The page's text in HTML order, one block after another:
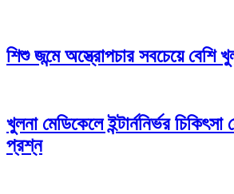
শিশু জন্মে অস্ত্রোপচার সবচেয়ে বেশি
খুলনা মেডিকেলে ইন্টার্ননির্ভর চিকিৎসা
প্রশ্ন